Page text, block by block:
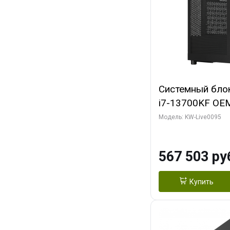
Системный
i7-13700KF
7, C16 8EC/
Turbo/ 512 ГБ
Модель: KW-Live0095
567 503
Купить